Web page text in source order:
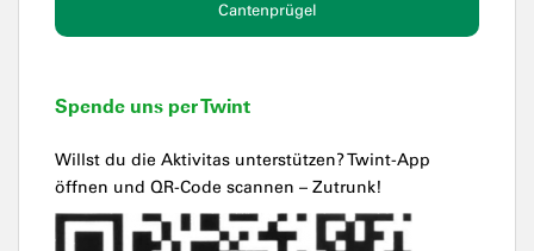
Cantenprügel
Spende uns per Twint
Willst du die Aktivitas unterstützen? Twint-App
öffnen und QR-Code scannen – Zutrunk!